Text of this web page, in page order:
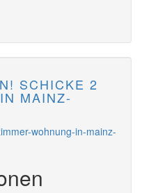
SCHICKE 2
MAINZ-